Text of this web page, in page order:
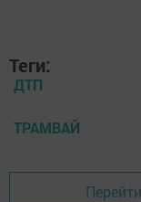
Теги:
ДТП
ТРАМВАЙ